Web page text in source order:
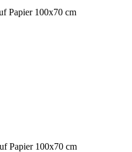
Papier 100x70 cm
Papier 100x70 cm